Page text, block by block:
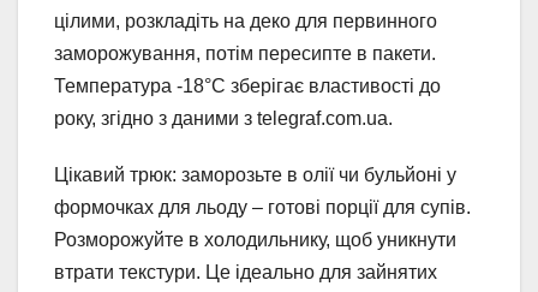
цілими, розкладіть на деко для первинного
заморожування, потім пересипте в пакети.
Температура -18°C зберігає властивості до
року, згідно з даними з telegraf.com.ua.
Цікавий трюк: заморозьте в олії чи бульйоні у
формочках для льоду – готові порції для супів.
Розморожуйте в холодильнику, щоб уникнути
втрати текстури. Це ідеально для зайнятих